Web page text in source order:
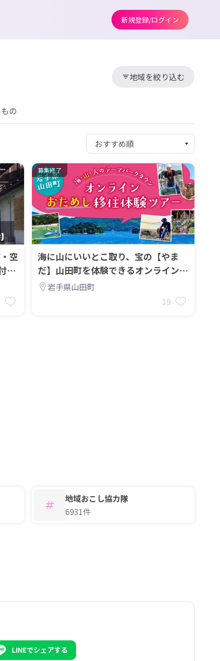
新規登録/ログイン
地域を絞り込む
の
空
募集終了
海に山にいいとこ取り、宝の【やま
だ】山田町を体験できるオンライン移
住ツアーの参加者を募集します！
岩手県山田町
19
地域おこし協力隊
6931件
LINEでシェアする